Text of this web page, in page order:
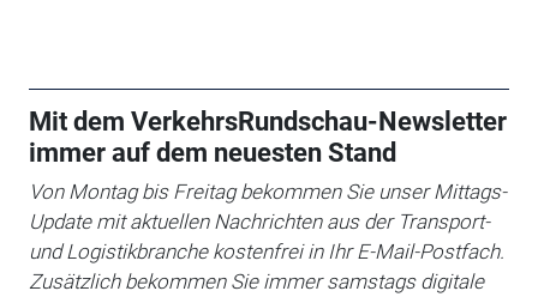
Mit dem VerkehrsRundschau-Newsletter
immer auf dem neuesten Stand
Von Montag bis Freitag bekommen Sie unser Mittags-
Update mit aktuellen Nachrichten aus der Transport-
und Logistikbranche kostenfrei in Ihr E-Mail-Postfach.
Zusätzlich bekommen Sie immer samstags digitale